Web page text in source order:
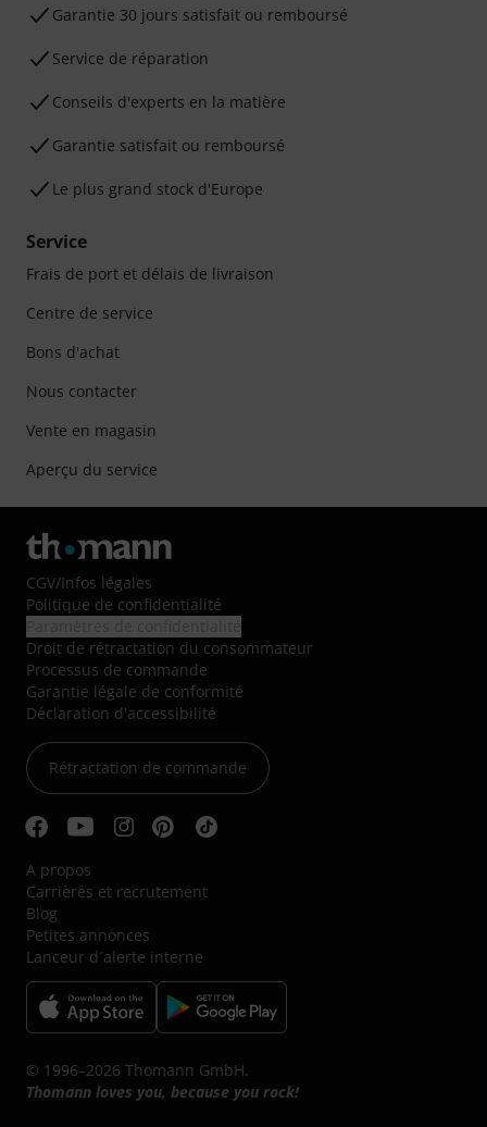
Garantie 30 jours satisfait ou remboursé
Service de réparation
Conseils d'experts en la matière
Garantie satisfait ou remboursé
Le plus grand stock d'Europe
Service
Frais de port et délais de livraison
Centre de service
Bons d'achat
Nous contacter
Vente en magasin
Aperçu du service
CGV/Infos légales
Politique de confidentialité
Droit de rétractation du consommateur
Processus de commande
Garantie légale de conformité
Déclaration d'accessibilité
Rétractation de commande
A propos
Carrières et recrutement
Blog
Petites annonces
Lanceur d´alerte interne
© 1996–2026 Thomann GmbH.
Thomann loves you, because you rock!